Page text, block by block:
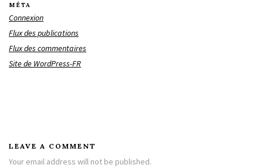
MÉTA
Connexion
Flux des publications
Flux des commentaires
Site de WordPress-FR
LEAVE A COMMENT
Your email address will not be published.